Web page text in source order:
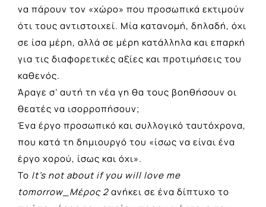
να πάρουν τον «χώρο» που προσωπικά εκτιμούν
ότι τους αντιστοιχεί. Μία κατανομή, δηλαδή, όχι
σε ίσα μέρη, αλλά σε μέρη κατάλληλα και επαρκή
για τις διαφορετικές αξίες και προτιμήσεις του
καθενός.
Άραγε σ’ αυτή τη νέα γη θα τους βοηθήσουν οι
θεατές να ισορροπήσουν;
Ένα έργο προσωπικό και συλλογικό ταυτόχρονα,
που κατά τη δημιουργό του «ίσως να είναι ένα
έργο χορού, ίσως και όχι».
Το It’s not about if you will love me
tomorrow_Μέρος 2ανήκει σε ένα δίπτυχο το